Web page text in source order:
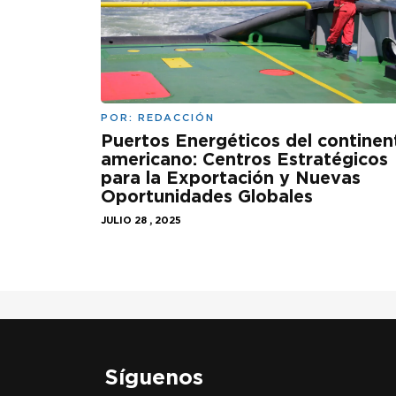
POR: REDACCIÓN
Puertos Energéticos del
americano: Centros Estratégicos
para la Exportación y Nuevas
Oportunidades Globales
JULIO 28 , 2025
Síguenos